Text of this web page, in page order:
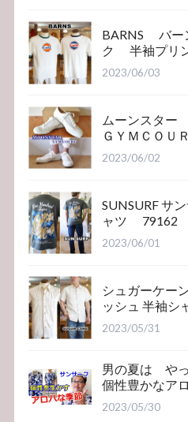
BARNS バー
ク 半袖プリ
2023/06/03
ムーンスタ
ＧＹＭＣＯ
コート
2023/06/02
SUNSURF サ
ャツ 79162
2023/06/01
シュガーケー
ッシュ 半
2023/05/31
男の夏は やっ
個性豊かなア
き！サンサーフ
2023/05/30